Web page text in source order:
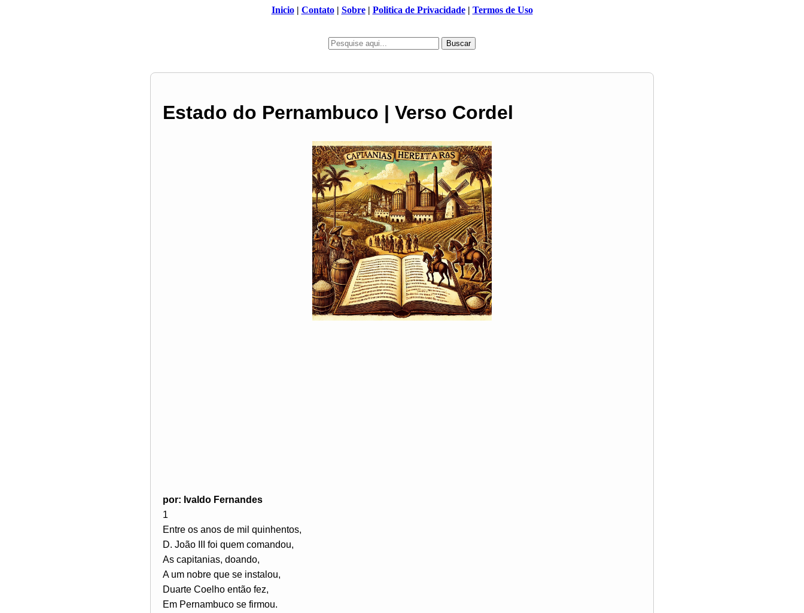
Inicio| Contato| Sobre| Politica de Privacidade| Termos de Uso
Buscar
Estado do Pernambuco | Verso Cordel
por: Ivaldo Fernandes
1
Entre os anos de mil quinhentos,
D. João III foi quem comandou,
As capitanias, doando,
A um nobre que se instalou,
Duarte Coelho então fez,
Em Pernambuco se firmou.